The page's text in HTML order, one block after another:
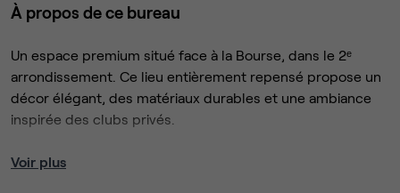
À propos de ce bureau
Un espace premium situé face à la Bourse, dans le 2ᵉ
arrondissement. Ce lieu entièrement repensé propose un
décor élégant, des matériaux durables et une ambiance
inspirée des clubs privés.
Au rez-de-chaussée, un coffee shop et une bakery
Voir plus